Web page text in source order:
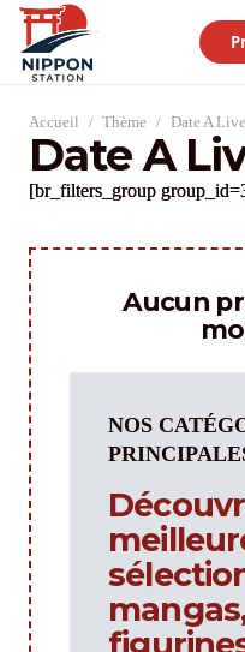
Accueil / Thème / Date A Live
Date A
[br_filters_group
Aucun
NOS